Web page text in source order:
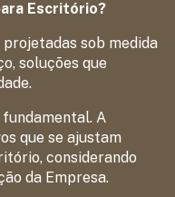
Escritório?
projetadas sob medida
soluções que
fundamental. A
que se ajustam
considerando
da Empresa.